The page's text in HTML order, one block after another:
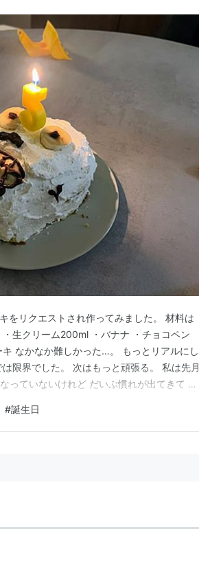
をリクエストされ作ってみました。 材料は
生クリーム200ml ・バナナ ・チョコペン
なかなか難しかった…。 もっとリアルにし
限界でした。 次はもっと頑張る。 私は先月
っていないけれど だいぶ慣れが出てきて 気
だということにしようと 世間のみんな眠い
#誕生日